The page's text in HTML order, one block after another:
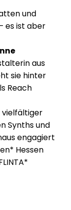
und
es ist aber
aus
sie hinter
Reach
vielfältiger
Synths und
engagiert
Hessen